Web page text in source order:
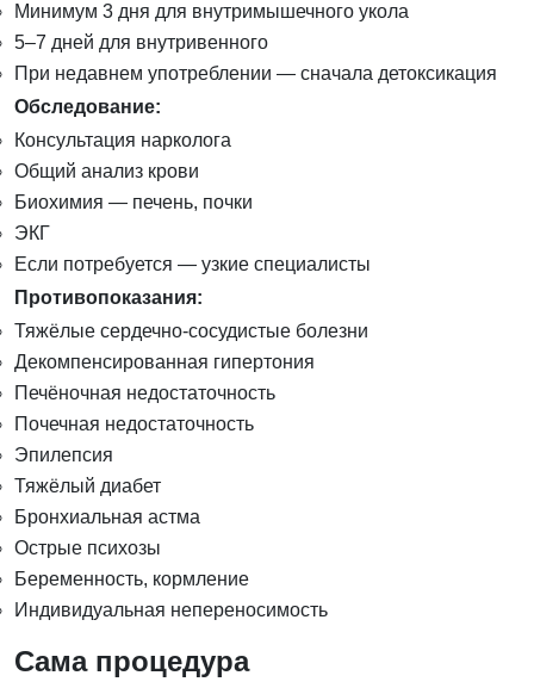
Минимум 3 дня для внутримышечного укола
5–7 дней для внутривенного
При недавнем употреблении — сначала детоксикация
Обследование:
Консультация нарколога
Общий анализ крови
Биохимия — печень, почки
ЭКГ
Если потребуется — узкие специалисты
Противопоказания:
Тяжёлые сердечно-сосудистые болезни
Декомпенсированная гипертония
Печёночная недостаточность
Почечная недостаточность
Эпилепсия
Тяжёлый диабет
Бронхиальная астма
Острые психозы
Беременность, кормление
Индивидуальная непереносимость
Сама процедура